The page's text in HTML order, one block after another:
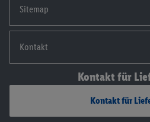
Sitemap
Kontakt
Kontakt für
Kontakt für